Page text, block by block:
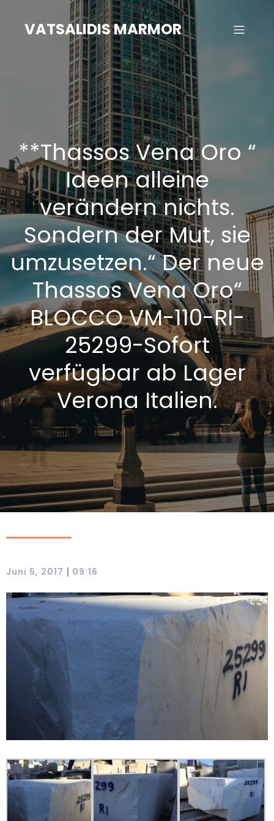
springenVATSALIDIS MARMOR
**Thassos Vena Oro “
Ideen alleine
verändern nichts.
Sondern der Mut, sie
umzusetzen.“ Der neue
Thassos Vena Oro“
BLOCCO VM-110-RI-
25299-Sofort
verfügbar ab Lager
Verona Italien.
Juni 5, 2017 | 09:16